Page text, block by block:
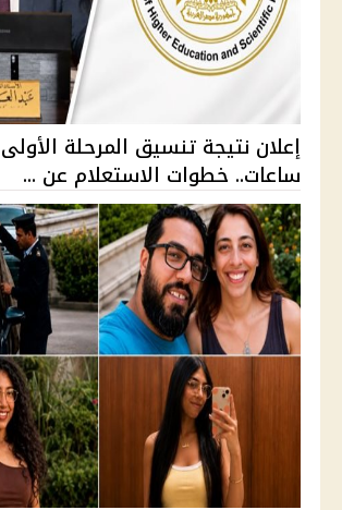
ساعات.. خطوات الاستعلام عن ...